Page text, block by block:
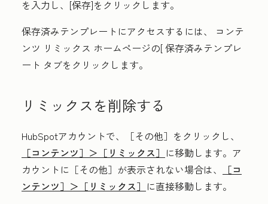
を入力し、[保存]をクリックします。
保存済みテンプレートにアクセスするには、 コンテ
ンツ リミックス ホームページの[保存済みテンプレ
ート タブをクリックします。
リミックスを削除する
HubSpotアカウントで、
［その他］をクリックし、
［コンテンツ］＞ ［リミックス］ に移動します。ア
カウントに ［その他］が表示されない場合は、
［コ
ンテンツ］＞ ［リミックス］ に直接移動します。